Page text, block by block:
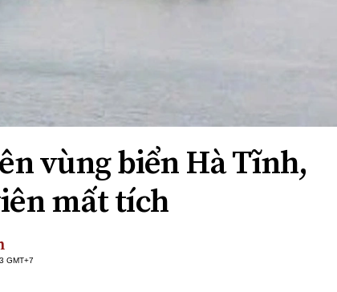
vùng biển Hà Tĩnh,
mất tích
GMT+7